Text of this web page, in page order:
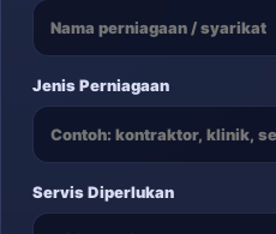
Jenis Perniagaan
Servis Diperlukan